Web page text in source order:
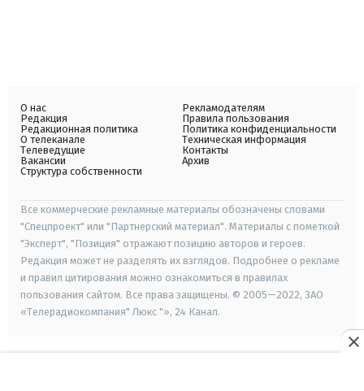
О нас
Редакция
Редакционная политика
О телеканале
Телеведущие
Вакансии
Структура собственности
Рекламодателям
Правила пользования
Политика конфиденциальности
Техническая информация
Контакты
Архив
Все коммерческие рекламные материалы обозначены словами
"Спецпроект" или "Партнерский материал". Материалы с пометкой
"Эксперт", "Позиция" отражают позицию авторов и героев.
Редакция может не разделять их взглядов. Подробнее о рекламе
и правил цитирования можно ознакомиться в правилах
пользования сайтом. Все права защищены. © 2005—2022, ЗАО
«Телерадиокомпания" Люкс "», 24 Канал.